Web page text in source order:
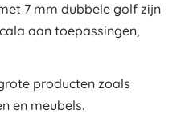
7 mm dubbele golf zijn
aan toepassingen,
producten zoals
en meubels.